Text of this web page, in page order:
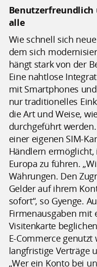
Benutzerfreundlich
alle
Wie schnell sich
dem sich
hängt stark von der
Eine nahtlose
mit Smartphones
nur traditionelles
die Art und Weise,
durchgeführt
einer eigenen SIM-
Händlern ermöglicht,
Europa zu führen.
Währungen. Den
Gelder auf ihrem
sofort“, so Gyenge.
Firmenausgaben mit
Visitenkarte
E-Commerce
langfristige Verträge
„Wer ein Konto bei